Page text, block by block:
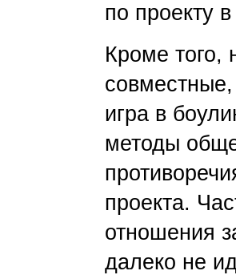
по проекту
Кроме того,
игра в
методы
проекта.
отношения
далеко не